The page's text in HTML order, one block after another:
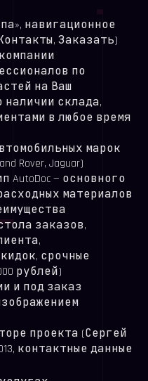
навигационное
Заказать)
по
на Ваш
наличии склада,
в любое время
марок
Rover, Jaguar)
AutoDoc — основного
материалов
заказов,
срочные
рублей)
и под заказ
проекта (Сергей
контактные данные